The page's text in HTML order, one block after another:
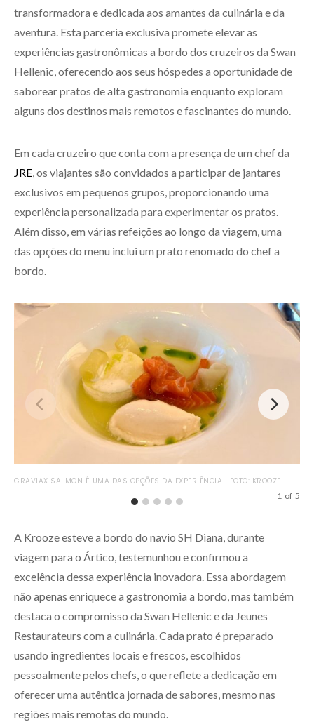
transformadora e dedicada aos amantes da culinária e da
aventura. Esta parceria exclusiva promete elevar as
experiências gastronômicas a bordo dos cruzeiros da Swan
Hellenic, oferecendo aos seus hóspedes a oportunidade de
saborear pratos de alta gastronomia enquanto exploram
alguns dos destinos mais remotos e fascinantes do mundo.
Em cada cruzeiro que conta com a presença de um chef da
JRE , os viajantes são convidados a participar de jantares
exclusivos em pequenos grupos, proporcionando uma
experiência personalizada para experimentar os pratos.
Além disso, em várias refeições ao longo da viagem, uma
das opções do menu inclui um prato renomado do chef a
bordo.
GRAVIAX SALMON É UMA DAS OPÇÕES DA EXPERIÊNCIA | FOTO: KROOZE
1 of 5
A Krooze esteve a bordo do navio SH Diana, durante
viagem para o Ártico, testemunhou e confirmou a
excelência dessa experiência inovadora. Essa abordagem
não apenas enriquece a gastronomia a bordo, mas também
destaca o compromisso da Swan Hellenic e da Jeunes
Restaurateurs com a culinária. Cada prato é preparado
usando ingredientes locais e frescos, escolhidos
pessoalmente pelos chefs, o que reflete a dedicação em
oferecer uma autêntica jornada de sabores, mesmo nas
regiões mais remotas do mundo.